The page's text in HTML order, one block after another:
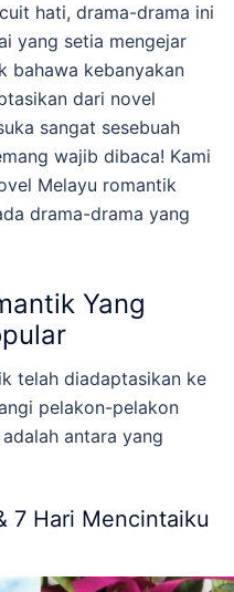
hati, drama-drama ini
yang setia mengejar
bahawa kebanyakan
dari novel
sangat sesebuah
wajib dibaca! Kami
Melayu romantik
drama-drama yang
Yang
telah diadaptasikan ke
pelakon-pelakon
antara yang
7 Hari Mencintaiku